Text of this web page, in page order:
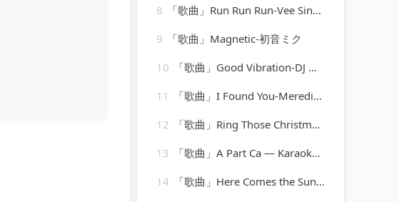
8
「歌曲」Run Run Run-Vee Sing Zone
9
「歌曲」Magnetic-初音ミク
10
「歌曲」Good Vibration-DJ Merlin、DJ C-Bass
11
「歌曲」I Found You-Meredith Call、Solarstone
12
「歌曲」Ring Those Christmas Bells-Peggy Lee
13
「歌曲」A Part Ca — Karaoké Playback Instrumental — Rendu Célèbre Par Jacques Dutronc-Karaoke
14
「歌曲」Here Comes the Sun-Cdm chartbreakers